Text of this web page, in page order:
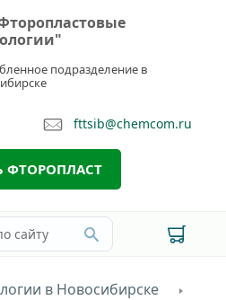
подразделение в
fttsib@chemcom.ru
ФТОРОПЛАСТ
в Новосибирске